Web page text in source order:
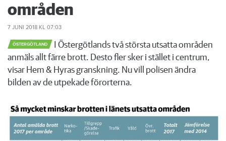
områden
7 JUNI 2018 KL 07:03
ÖSTERGÖTLAND
I Östergötlands två största utsatta områden
anmäls allt färre brott. Desto fler sker i stället i centrum,
visar Hem & Hyras granskning. Nu vill polisen ändra
bilden av de utpekade förorterna.